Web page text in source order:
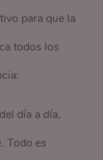
para que la
todos los
día a día,
Todo es